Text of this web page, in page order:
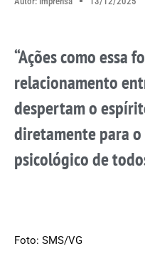
“Ações como essa
relacionamento
despertam o
diretamente para
psicológico de
Foto: SMS/VG